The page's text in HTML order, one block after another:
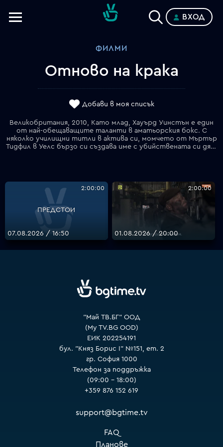
ВХОД
ФИЛМИ
Отново на крака
Добави в моя списък
Великобритания, 2010, Като млад, Хауърд Уинстън е един
от най-обещаващите таланти в аматьорския бокс. С
няколко училищни титли в актива си, момчето от Мъртър
Тидфил в Уелс бързо си създава име с убийствената си дясна ръка. Кариерата на професионален боксьор чука на вратата. Израснал в бедно семейство, Хауърд помага финансово като работи през уикендите във фабрика за играчки. Точно там мечтата му среща своя край, след като авария с металообработваща машина смазва дясната му ръка толкова силно, че се налага ампутация. Той изгубва върховете на три от пръстите си, така че дясната му ръка вече не може да се свива в юмрук. Депресираният Хауърд сякаш е изгубил всичко. Но баща му не го оставя да линее и скоро започва да го кара да удря чувал с въглища, за да повдигне духа му. После, под наставничеството на нов треньор - Еди Томас - и с подкрепата на баща си, той научава нов стил и отново започва да се издига победоносно в ранглистата на аматьорите.
ПРЕДСТОИ
2:00:00
07.08.2026 / 16:50
2:00:00
01.08.2026 / 20:00
"Май ТВ.БГ" ООД
(My TV.BG OOD)
ЕИК 202254191
бул. "Княз Борис I" №151, ет. 2
гр. София 1000
Телефон за поддръжка
(09:00 – 18:00)
+359 876 152 619
support@bgtime.tv
FAQ
Планове